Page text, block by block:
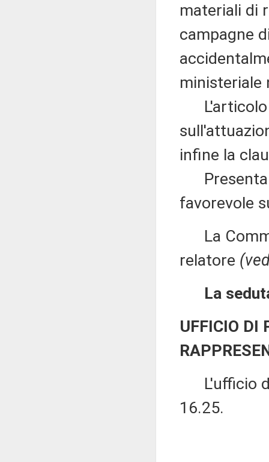
materiali di
campagne
ministeriale
L'articolo
infine la
Presenta
favorevole
La
relatore
La
UFFICIO DI
L'ufficio di
16.25.